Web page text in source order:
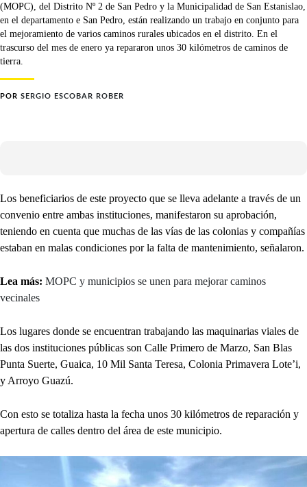
(MOPC), del Distrito Nº 2 de San Pedro y la Municipalidad de San Estanislao,
en el departamento e San Pedro, están realizando un trabajo en conjunto para
el mejoramiento de varios caminos rurales ubicados en el distrito. En el
trascurso del mes de enero ya repararon unos 30 kilómetros de caminos de
tierra.
POR SERGIO ESCOBAR ROBER
Los beneficiarios de este proyecto que se lleva adelante a través de un
convenio entre ambas instituciones, manifestaron su aprobación,
teniendo en cuenta que muchas de las vías de las colonias y compañías
estaban en malas condiciones por la falta de mantenimiento, señalaron.
Lea más: MOPC y municipios se unen para mejorar caminos
vecinales
Los lugares donde se encuentran trabajando las maquinarias viales de
las dos instituciones públicas son Calle Primero de Marzo, San Blas
Punta Suerte, Guaica, 10 Mil Santa Teresa, Colonia Primavera Lote’i,
y Arroyo Guazú.
Con esto se totaliza hasta la fecha unos 30 kilómetros de reparación y
apertura de calles dentro del área de este municipio.